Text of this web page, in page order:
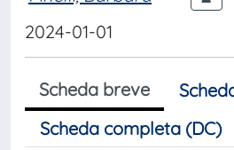
2024-01-01
Scheda breve
Scheda completa (DC)